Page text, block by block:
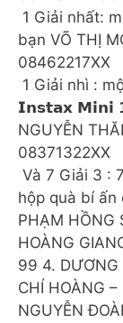
1 Giải nhất:
bạn VÕ THỊ
08462217XX
1 Giải nhì :
𝗜𝗻𝘀𝘁𝗮𝘅
NGUYỄN
08371322XX
Và 7 Giải 3 :
hộp quà bí
PHẠM HỒNG
HOÀNG
99 4.
CHÍ HOÀNG
NGUYỄN